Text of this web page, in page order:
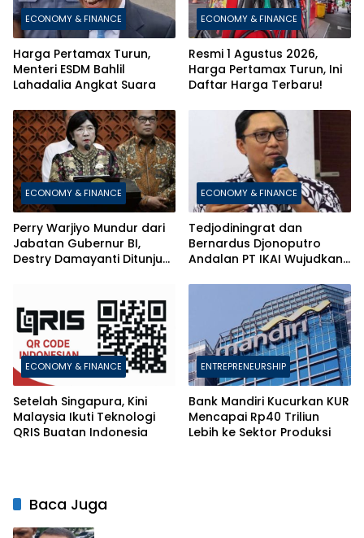
ECONOMY & FINANCE
Harga Pertamax Turun,
Menteri ESDM Bahlil
Lahadalia Angkat Suara
ECONOMY & FINANCE
Resmi 1 Agustus 2026,
Harga Pertamax Turun, Ini
Daftar Harga Terbaru!
ECONOMY & FINANCE
Perry Warjiyo Mundur dari
Jabatan Gubernur BI,
Destry Damayanti Ditunjuk
ECONOMY & FINANCE
Tedjodiningrat dan
Bernardus Djonoputro
Andalan PT IKAI Wujudkan
Berkelanjutan
ECONOMY & FINANCE
Setelah Singapura, Kini
Malaysia Ikuti Teknologi
QRIS Buatan Indonesia
ENTREPRENEURSHIP
Bank Mandiri Kucurkan KUR
Mencapai Rp40 Triliun
Lebih ke Sektor Produksi
Baca Juga